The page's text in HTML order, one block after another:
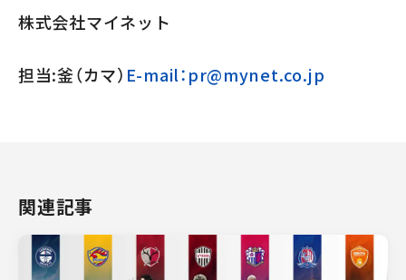
株式会社マイネット
担当:釜（カマ） E-mail：pr@mynet.co.jp
関連記事